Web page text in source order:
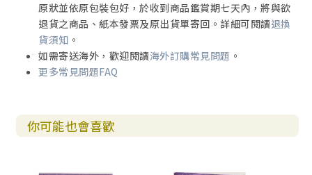
原狀並依原包裝包好，於收到商品鑑賞期七天內，將與欲
退貨之商品、紙本發票及原出貨單寄回。詳細可閱讀退換
貨須知 。
如需寄送海外，歡迎閱讀海外訂購常見問題 。
更多常見問題FAQ
你可能也會喜歡